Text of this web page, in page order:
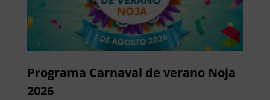
Programa Carnaval de verano Noja
2026